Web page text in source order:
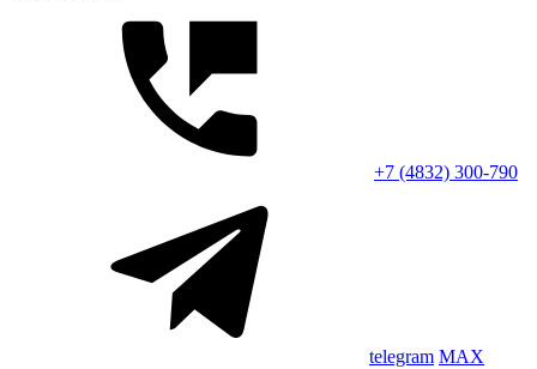
+7 (4832) 300-790
telegram MAX